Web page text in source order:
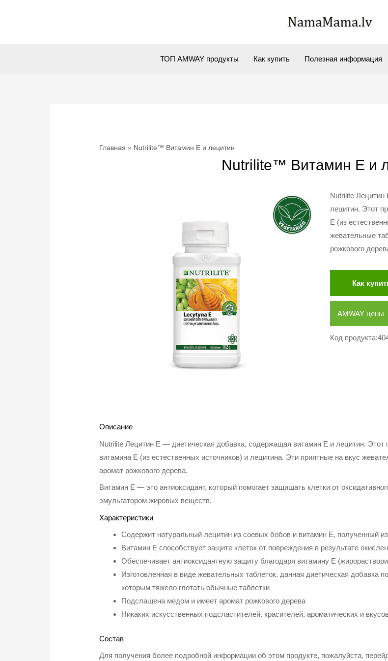
ТОП AMWAY продукты Как купить Полезная информация
Главная Nutrilite™ Витамин Е и лецитин
Nutrilite™ Витамин Е и
Nutrilite
лецитин. Этот
Е (из
жевательные
рожкового
Как
AMWAY цены
Код
Описание
Nutrilite Лецитин Е — диетическая добавка, содержащая витамин Е и лецитин. Этот
витамина Е (из естественных источников) и лецитина. Эти приятные на вкус
аромат рожкового дерева.
Витамин Е — это антиоксидант, который помогает защищать клетки от
эмульгатором жировых веществ.
Характеристики
Содержит натуральный лецитин из соевых бобов и витамин Е, полученный
Витамин E способствует защите клеток от повреждения в результате
Обеспечивает антиоксидантную защиту благодаря витамину Е
Изготовленная в виде жевательных таблеток, данная диетическая добавка
которым тяжело глотать обычные таблетки
Подслащена медом и имеет аромат рожкового дерева
Никаких искусственных подсластителей, красителей, ароматических и
Состав
Для получения более подробной информации об этом продукте, пожалуйста,